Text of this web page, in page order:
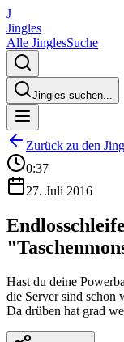
J
Jingles
Alle JinglesSuche
Jingles suchen...
Zurück zu den
0:37
27. Juli 2016
Endlosschleife
Hast du deine
die Server sind schon
Da drüben hat grad